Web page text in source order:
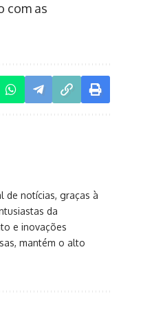
com as
de notícias, graças à
da
e inovações
mantém o alto